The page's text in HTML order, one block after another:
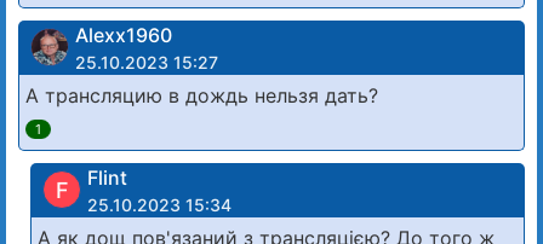
Alexx1960
25.10.2023 15:27
А трансляцию в дождь нельзя дать?
1
F Flint
25.10.2023 15:34
А як дощ пов'язаний з трансляцією? До того ж